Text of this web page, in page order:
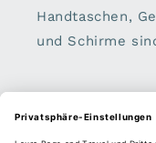
Handtaschen,
und Schirme